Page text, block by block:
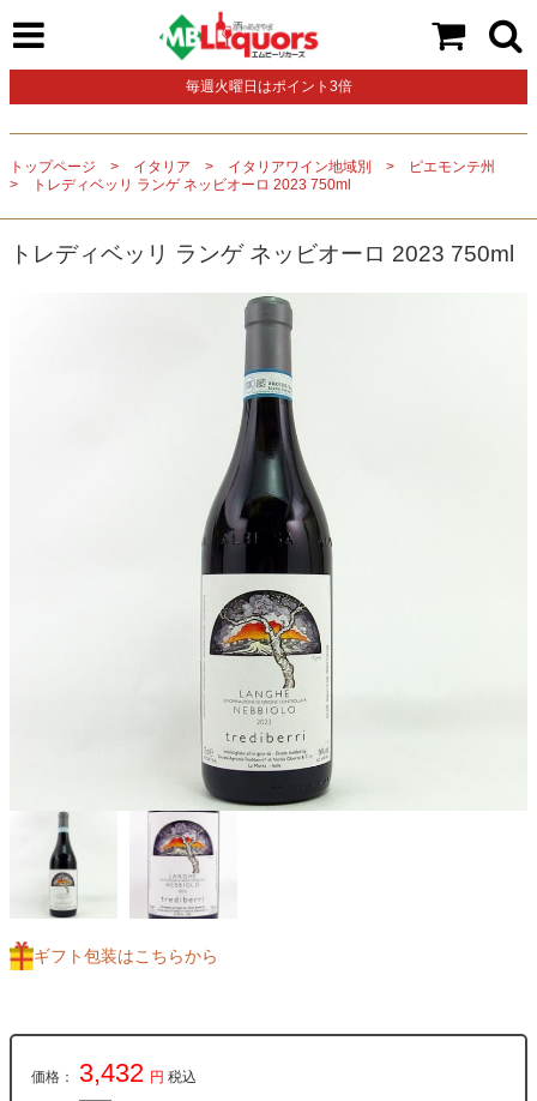
毎週火曜日はポイント3倍
トップページ イタリア イタリアワイン地域別
ピエモンテ州
トレディベッリ ランゲ ネッビオーロ 2023 750ml
トレディベッリ ランゲ ネッビオーロ 2023 750ml
ギフト包装はこちらから
価格： 3,432 円 税込